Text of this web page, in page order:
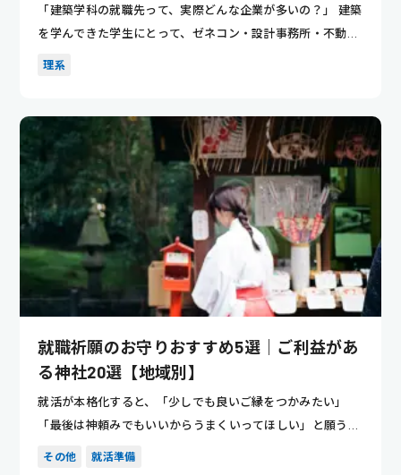
「建築学科の就職先って、実際どんな企業が多いの？」 建築
を学んできた学生にとって、ゼネコン・設計事務所・不動産
理系
就職祈願のお守りおすすめ5選｜ご利益があ
る神社20選【地域別】
就活が本格化すると、「少しでも良いご縁をつかみたい」
「最後は神頼みでもいいからうまくいってほしい」と願う人
も多いのではな...
その他 就活準備